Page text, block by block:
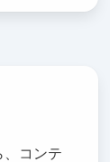
、コンテ